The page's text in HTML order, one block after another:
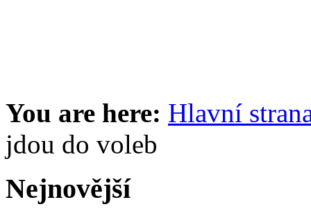
You are here: Hlavní
jdou do voleb
Nejnovější